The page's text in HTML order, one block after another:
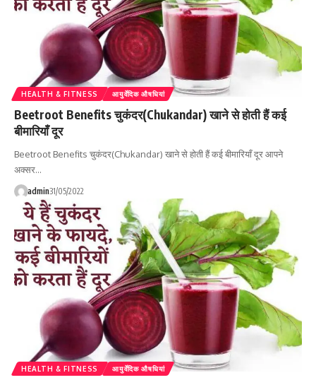
HEALTH & FITNESS आयुर्वेदिक औषधियां
Beetroot Benefits चुकंदर(Chukandar) खाने से होती हैं कई
बीमारियाँ दूर
Beetroot Benefits चुकंदर(Chukandar) खाने से होती हैं कई बीमारियाँ दूर आपने
अक्सर…
admin31/05/2022
HEALTH & FITNESS आयुर्वेदिक औषधियां